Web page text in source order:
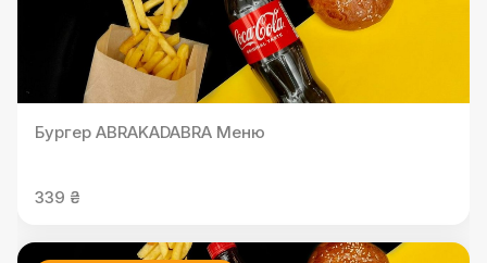
Бургер ABRAKADABRA Меню
339 ₴